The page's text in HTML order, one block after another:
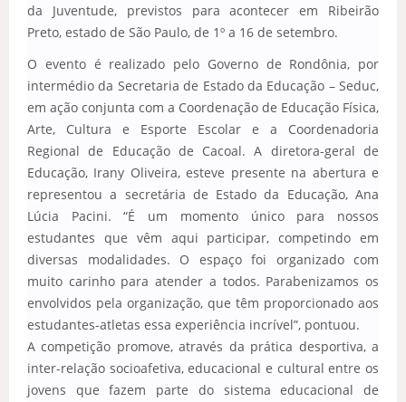
da Juventude, previstos para acontecer em Ribeirão
Preto, estado de São Paulo, de 1º a 16 de setembro.
O evento é realizado pelo Governo de Rondônia, por
intermédio da Secretaria de Estado da Educação – Seduc,
em ação conjunta com a Coordenação de Educação Física,
Arte, Cultura e Esporte Escolar e a Coordenadoria
Regional de Educação de Cacoal. A diretora-geral de
Educação, Irany Oliveira, esteve presente na abertura e
representou a secretária de Estado da Educação, Ana
Lúcia Pacini. “É um momento único para nossos
estudantes que vêm aqui participar, competindo em
diversas modalidades. O espaço foi organizado com
muito carinho para atender a todos. Parabenizamos os
envolvidos pela organização, que têm proporcionado aos
estudantes-atletas essa experiência incrível”, pontuou.
A competição promove, através da prática desportiva, a
inter-relação socioafetiva, educacional e cultural entre os
jovens que fazem parte do sistema educacional de